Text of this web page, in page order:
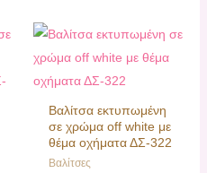
Βαλίτσα εκτυπωμένη
σε χρώμα off white με
θέμα οχήματα ΔΣ-322
Βαλίτσες